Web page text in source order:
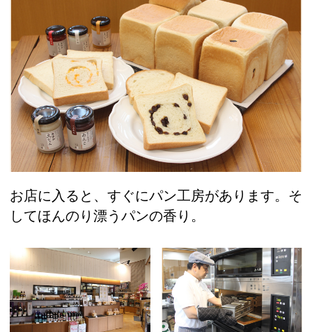
お店に入ると、すぐにパン工房があります。そ
してほんのり漂うパンの香り。